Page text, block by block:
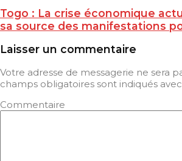
Togo : La crise économique
sa source des manifestations
Laisser un commentaire
Votre adresse de messagerie ne sera
champs obligatoires sont indiqués avec
Commentaire